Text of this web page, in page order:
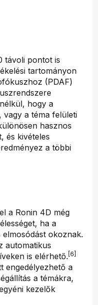
távoli pontot is
tartományon
(PDAF)
hogy a
vagy a téma felületi
hasznos
és kivételes
a többi
a Ronin 4D még
ha a
okoznak.
automatikus
is elérhető. [6]
engedélyezhető a
a témákra,
kezelők